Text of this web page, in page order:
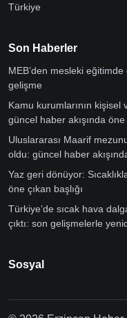
Türkiye
Son Haberler
MEB’den mesleki
gelişme
Kamu kurumlarının kişisel
güncel haber akışında öne
Uluslararası Maarif
oldu: güncel haber
Yaz geri dönüyor:
öne çıkan başlığı
Türkiye’de sıcak hava
çıktı: son gelişmelerle
Sosyal